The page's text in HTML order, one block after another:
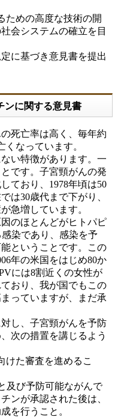
めの高度な技術の開
会システムの確立を目
に基づき意見書を提出
ンに関する意見書
死亡率は高く、毎年約
くなっています。
い特徴があります。一
です。子宮頸がんの発
ており、1978年頃は50
は30歳代まで下がり、
急増しています。
のほとんどがヒトパピ
染であり、感染を予
ということです。この
年の米国をはじめ80か
には8割近くの女性が
おり、我が国でもこの
っていますが、まだ承
し、子宮頸がんを予防
次の措置を講じるよう
た審査を進めるこ
及び予防可能ながんで
ンが承認された後は、
を行うこと。